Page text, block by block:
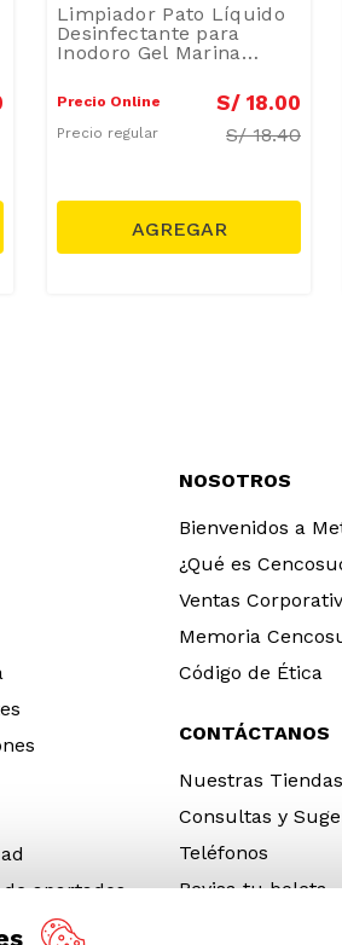
Limpiador Pato Líquido
Desinfectante para
Inodoro Gel Marina
Precio Online S/ 18.00
Precio regular S/18.40
apartados
NOSOTROS
Bienvenidos a
¿Qué es
Ventas
Memoria
Código de Ética
CONTÁCTANOS
Nuestras Tiendas
Consultas y
Teléfonos
Revisa tu boleta